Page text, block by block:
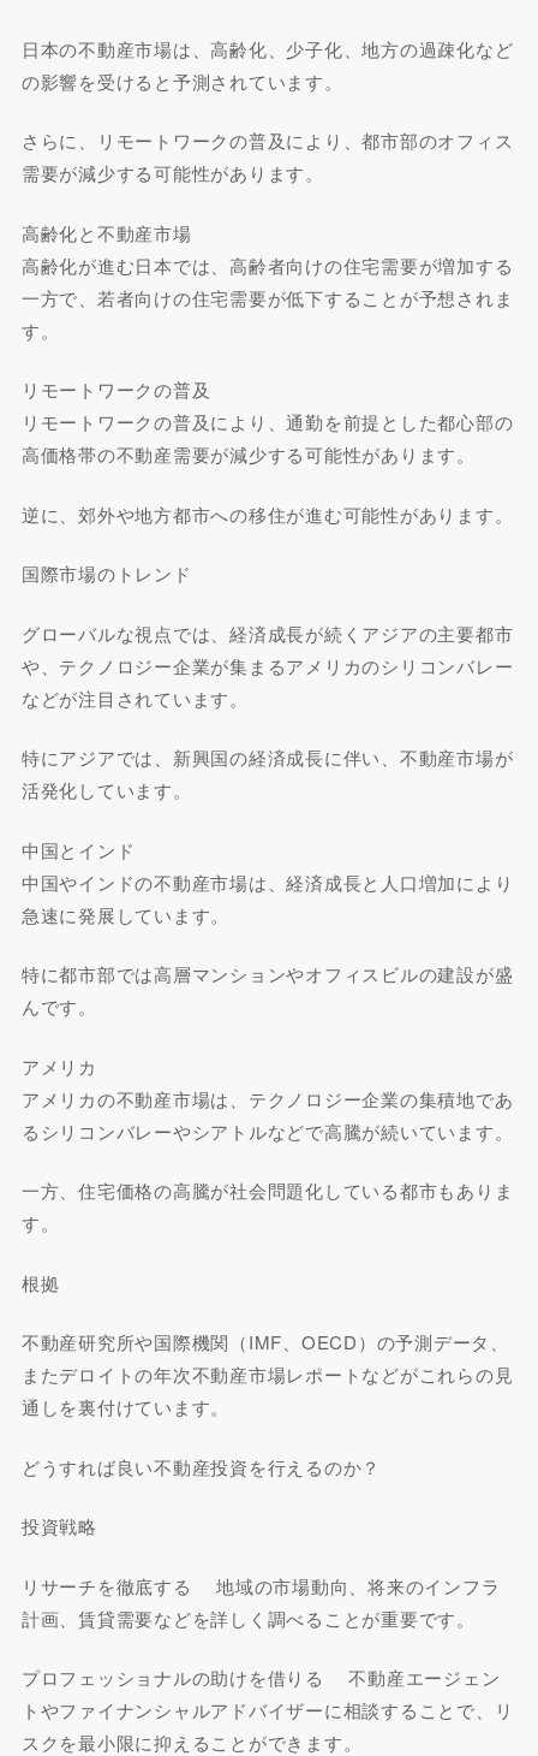
日本の不動産市場は、高齢化、少子化、地方の過疎化など
の影響を受けると予測されています。
さらに、リモートワークの普及により、都市部のオフィス
需要が減少する可能性があります。
高齢化と不動産市場
高齢化が進む日本では、高齢者向けの住宅需要が増加する
一方で、若者向けの住宅需要が低下することが予想されま
す。
リモートワークの普及
リモートワークの普及により、通勤を前提とした都心部の
高価格帯の不動産需要が減少する可能性があります。
逆に、郊外や地方都市への移住が進む可能性があります。
国際市場のトレンド
グローバルな視点では、経済成長が続くアジアの主要都市
や、テクノロジー企業が集まるアメリカのシリコンバレー
などが注目されています。
特にアジアでは、新興国の経済成長に伴い、不動産市場が
活発化しています。
中国とインド
中国やインドの不動産市場は、経済成長と人口増加により
急速に発展しています。
特に都市部では高層マンションやオフィスビルの建設が盛
んです。
アメリカ
アメリカの不動産市場は、テクノロジー企業の集積地であ
るシリコンバレーやシアトルなどで高騰が続いています。
一方、住宅価格の高騰が社会問題化している都市もありま
す。
根拠
不動産研究所や国際機関（IMF、OECD）の予測データ、
またデロイトの年次不動産市場レポートなどがこれらの見
通しを裏付けています。
どうすれば良い不動産投資を行えるのか？
投資戦略
リサーチを徹底する 地域の市場動向、将来のインフラ
計画、賃貸需要などを詳しく調べることが重要です。
プロフェッショナルの助けを借りる 不動産エージェン
トやファイナンシャルアドバイザーに相談することで、リ
スクを最小限に抑えることができます。